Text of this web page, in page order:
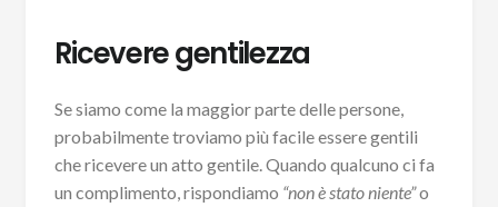
Ricevere gentilezza
Se siamo come la maggior parte delle persone,
probabilmente troviamo più facile essere gentili
che ricevere un atto gentile. Quando qualcuno ci fa
un complimento, rispondiamo “non è stato niente”o